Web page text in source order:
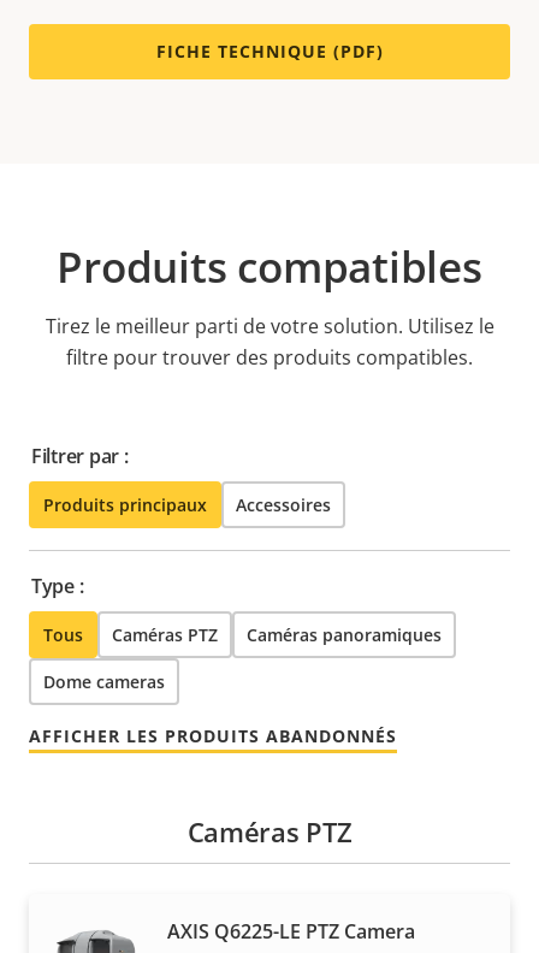
FICHE TECHNIQUE (PDF)
Produits compatibles
Tirez le meilleur parti de votre solution. Utilisez le
filtre pour trouver des produits compatibles.
Filtrer par :
Produits principaux Accessoires
Type :
Tous Caméras PTZ Caméras panoramiques
Dome cameras
AFFICHER LES PRODUITS ABANDONNÉS
Caméras PTZ
AXIS Q6225-LE PTZ Camera